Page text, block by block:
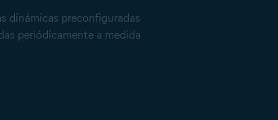
dinámicas preconfiguradas
periódicamente a medida